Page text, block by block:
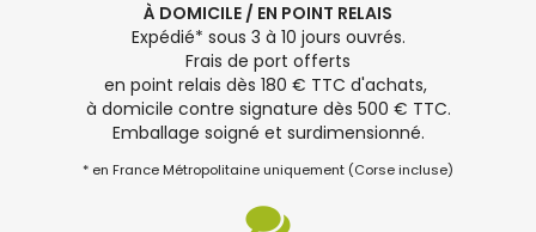
À DOMICILE / EN POINT RELAIS
Expédié* sous 3 à 10 jours ouvrés.
Frais de port offerts
en point relais dès 180 € TTC d'achats,
à domicile contre signature dès 500 € TTC.
Emballage soigné et surdimensionné.
* en France Métropolitaine uniquement (Corse incluse)